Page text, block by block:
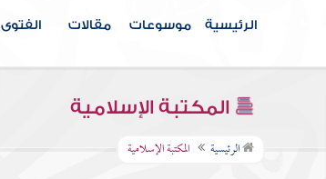
الرئيسية موسوعات مقالات الفتوى
المكتبة الإسلامية
الرئيسية المكتبة الإسلامية